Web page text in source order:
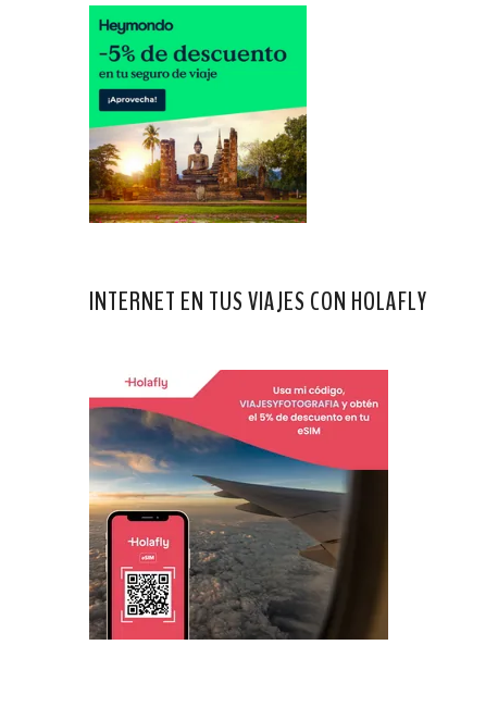
INTERNET EN TUS VIAJES CON HOLAFLY